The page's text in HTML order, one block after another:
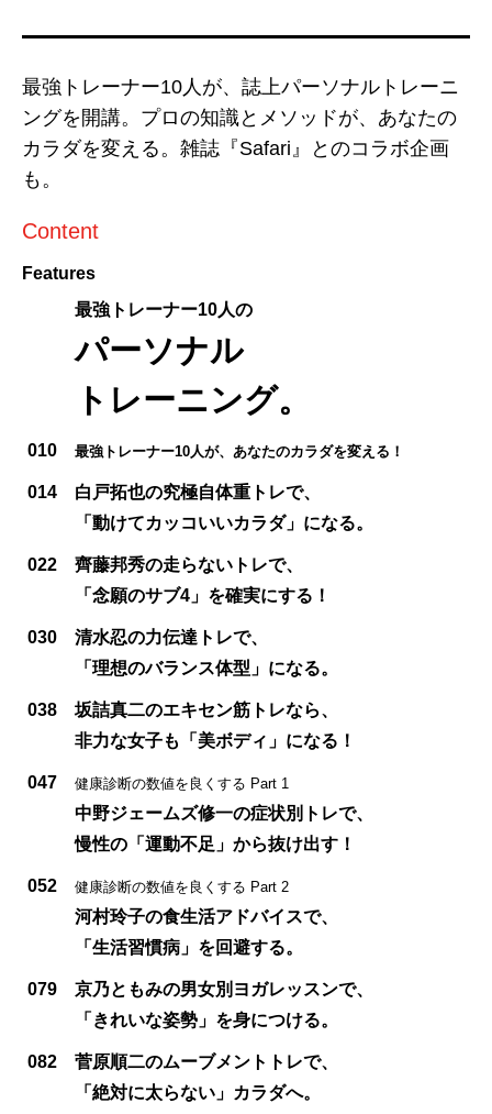
最強トレーナー10人が、誌上パーソナルトレーニ
ングを開講。プロの知識とメソッドが、あなたの
カラダを変える。雑誌『Safari』とのコラボ企画
も。
Content
Features
最強トレーナー10人の
パーソナル
トレーニング。
010 最強トレーナー10人が、あなたのカラダを変える！
014
白戸拓也の究極自体重トレで、
「動けてカッコいいカラダ」になる。
022
齊藤邦秀の走らないトレで、
「念願のサブ4」を確実にする！
030
清水忍の力伝達トレで、
「理想のバランス体型」になる。
038
坂詰真二のエキセン筋トレなら、
非力な女子も「美ボディ」になる！
047 健康診断の数値を良くする Part 1
中野ジェームズ修一の症状別トレで、
慢性の「運動不足」から抜け出す！
052 健康診断の数値を良くする Part 2
河村玲子の食生活アドバイスで、
「生活習慣病」を回避する。
079
京乃ともみの男女別ヨガレッスンで、
「きれいな姿勢」を身につける。
082
菅原順二のムーブメントトレで、
「絶対に太らない」カラダへ。